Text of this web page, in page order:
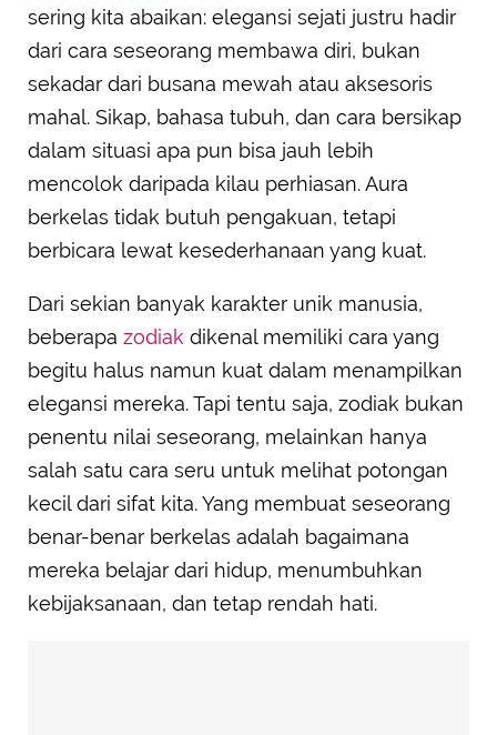
Capricorn: Keanggunan yang Tumbuh dari
Disiplin
Taurus: Tenang, Tulus, dan Tak Pernah Terburu-
buru
Aquarius: Elegan dengan Cara Tak Terduga
sering kita abaikan: elegansi sejati justru hadir
dari cara seseorang membawa diri, bukan
sekadar dari busana mewah atau aksesoris
mahal. Sikap, bahasa tubuh, dan cara bersikap
dalam situasi apa pun bisa jauh lebih
mencolok daripada kilau perhiasan. Aura
berkelas tidak butuh pengakuan, tetapi
berbicara lewat kesederhanaan yang kuat.
Dari sekian banyak karakter unik manusia,
beberapa zodiak dikenal memiliki cara yang
begitu halus namun kuat dalam menampilkan
elegansi mereka. Tapi tentu saja, zodiak bukan
penentu nilai seseorang, melainkan hanya
salah satu cara seru untuk melihat potongan
kecil dari sifat kita. Yang membuat seseorang
benar-benar berkelas adalah bagaimana
mereka belajar dari hidup, menumbuhkan
kebijaksanaan, dan tetap rendah hati.